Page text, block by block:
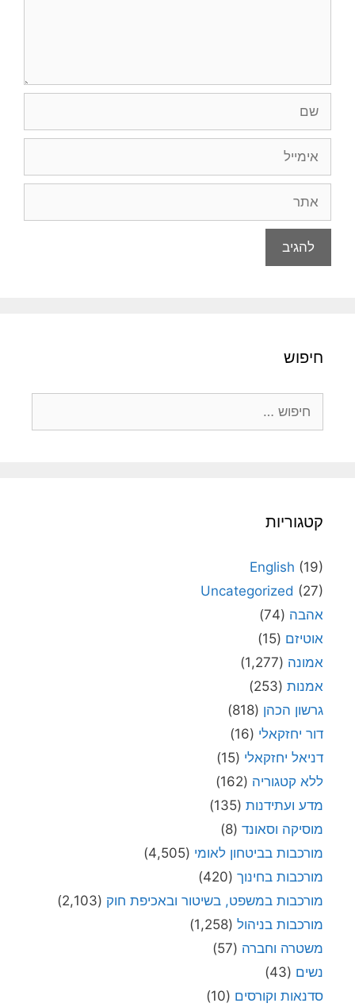
חיפוש
קטגוריות
English (19)
Uncategorized (27)
אהבה (74)
אוטיזם (15)
אמונה (1,277)
אמנות (253)
גרשון הכהן (818)
דור יחזקאלי (16)
דניאל יחזקאלי (15)
ללא קטגוריה (162)
מדע ועתידנות (135)
מוסיקה וסאונד (8)
מורכבות בביטחון לאומי (4,505)
מורכבות בחינוך (420)
מורכבות במשפט, בשיטור ובאכיפת חוק (2,103)
מורכבות בניהול (1,258)
משטרה וחברה (57)
נשים (43)
סדנאות וקורסים (10)